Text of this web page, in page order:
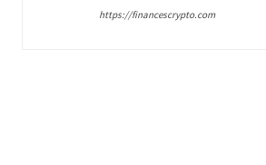
https://financescrypto.com